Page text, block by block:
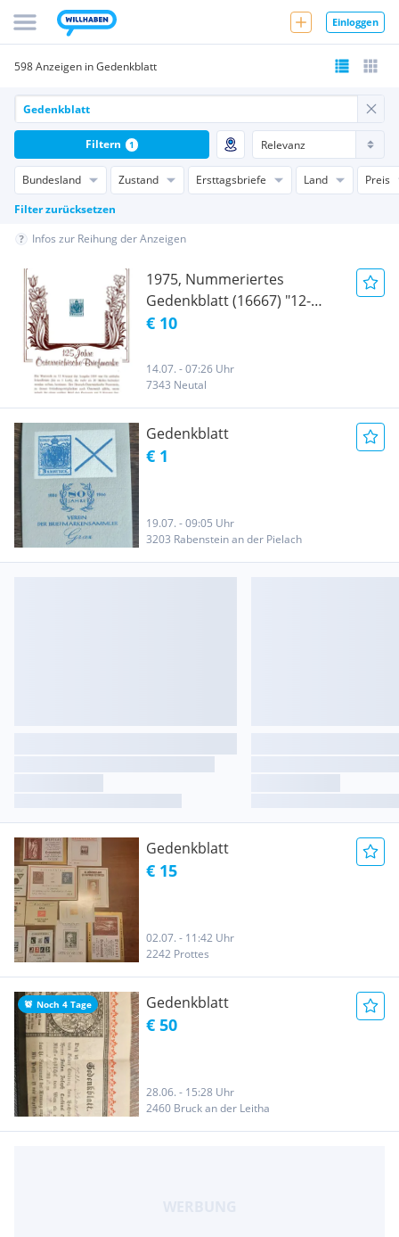
Einloggen
598 Anzeigen in Gedenkblatt
Bundesland Zustand Ersttagsbriefe Land
Preis
Filter zurücksetzen
Filtern 1
Infos zur Reihung der Anzeigen
1975, Nummeriertes
Gedenkblatt (16667) "12-
Kreuzer-Gedenkblatt",
€ 10
14.07. - 07:26 Uhr
7343 Neutal
Gedenkblatt
€ 1
19.07. - 09:05 Uhr
3203 Rabenstein an der Pielach
Gedenkblatt
€ 15
02.07. - 11:42 Uhr
2242 Prottes
Noch 4 Tage Gedenkblatt
€ 50
28.06. - 15:28 Uhr
2460 Bruck an der Leitha